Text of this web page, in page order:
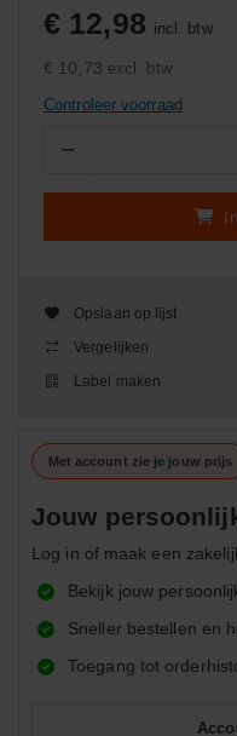
€ 12,98 incl. btw
€ 10,73 excl. btw
Controleer voorraad
−
Opslaan op lijst
Vergelijken
Label maken
Met account zie je jouw prijs
Jouw
Log in of maak een
Bekijk jouw
Sneller bestellen en
Toegang tot